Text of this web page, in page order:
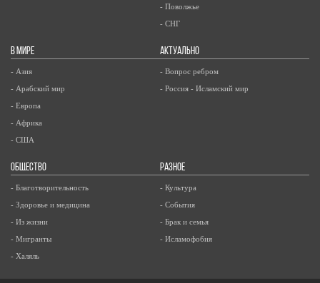
- Поволжье
- СНГ
В МИРЕ
- Азия
- Арабский мир
- Европа
- Африка
- США
АКТУАЛЬНО
- Вопрос ребром
- Россия - Исламский мир
ОБЩЕСТВО
- Благотворительность
- Здоровье и медицина
- Из жизни
- Мигранты
- Халяль
РАЗНОЕ
- Культура
- События
- Брак и семья
- Исламофобия